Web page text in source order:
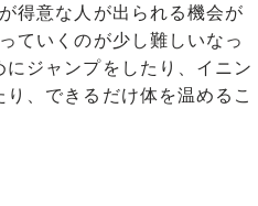
得意な人が出られる機会が
ていくのが少し難しいなっ
ジャンプをしたり、イニン
、できるだけ体を温めるこ